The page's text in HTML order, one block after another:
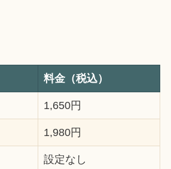
料金（税込）
1,650円
1,980円
設定なし